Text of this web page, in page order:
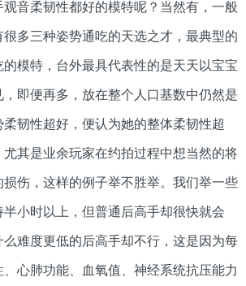
音柔韧性都好的模特呢？当然有，一般
多三种姿势通吃的天选之才，最典型的
模特，台外最具代表性的是天天以宝宝
即便再多，放在整个人口基数中仍然是
韧性超好，便认为她的整体柔韧性超
其是业余玩家在约拍过程中想当然的将
伤，这样的例子举不胜举。我们举一些
小时以上，但普通后高手却很快就会
难度更低的后高手却不行，这是因为每
心肺功能、血氧值、神经系统抗压能力